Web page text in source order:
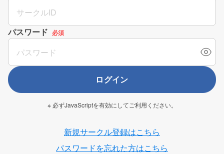
パスワード 必須
ログイン
※ 必ずJavaScriptを有効にしてご利用ください。
新規サークル登録はこちら
パスワードを忘れた方はこちら